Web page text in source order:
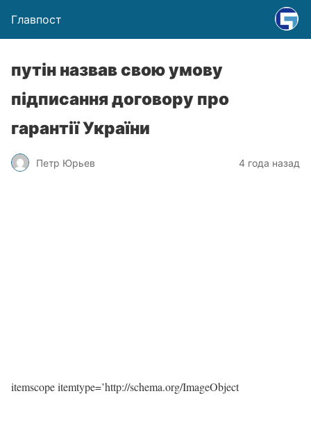
Главпост
путін назвав свою умову
підписання договору про
гарантії України
Петр Юрьев 4 года назад
itemscope itemtype=’http://schema.org/ImageObject